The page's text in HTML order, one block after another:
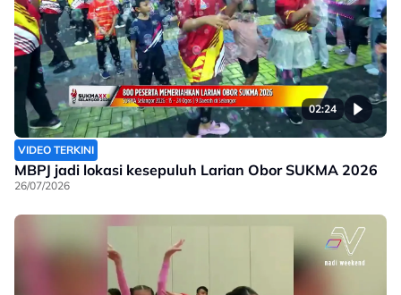
02:24
VIDEO TERKINI
MBPJ jadi lokasi kesepuluh Larian Obor SUKMA 2026
26/07/2026